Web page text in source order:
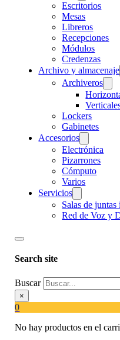
Escritorios
Mesas
Libreros
Recepciones
Módulos
Credenzas
Archivo y almacenaje
Archiveros
Lockers
Gabinetes
Accesorios
Electrónica
Pizarrones
Cómputo
Varios
Servicios
Salas de
Red de Voz y
Search site
Buscar
×
0
No hay productos en el